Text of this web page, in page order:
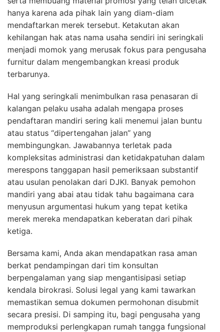
hanya karena ada pihak lain yang diam-diam
mendaftarkan merek tersebut. Ketakutan akan
kehilangan hak atas nama usaha sendiri ini seringkali
menjadi momok yang merusak fokus para pengusaha
furnitur dalam mengembangkan kreasi produk
terbarunya.
Hal yang seringkali menimbulkan rasa penasaran di
kalangan pelaku usaha adalah mengapa proses
pendaftaran mandiri sering kali menemui jalan buntu
atau status “dipertengahan jalan” yang
membingungkan. Jawabannya terletak pada
kompleksitas administrasi dan ketidakpatuhan dalam
merespons tanggapan hasil pemeriksaan substantif
atau usulan penolakan dari DJKI. Banyak pemohon
mandiri yang abai atau tidak tahu bagaimana cara
menyusun argumentasi hukum yang tepat ketika
merek mereka mendapatkan keberatan dari pihak
ketiga.
Bersama kami, Anda akan mendapatkan rasa aman
berkat pendampingan dari tim konsultan
berpengalaman yang siap mengantisipasi setiap
kendala birokrasi. Solusi legal yang kami tawarkan
memastikan semua dokumen permohonan disubmit
secara presisi. Di samping itu, bagi pengusaha yang
memproduksi perlengkapan rumah tangga fungsional